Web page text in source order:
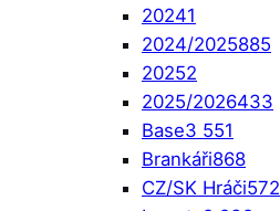
20241
2024/2025885
20252
2025/2026433
Base3 551
Brankáři868
CZ/SK Hráči572